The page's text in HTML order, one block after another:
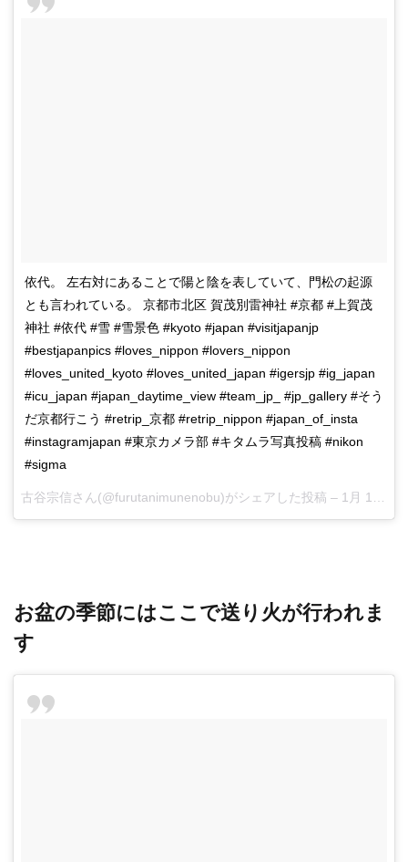
依代。 左右対にあることで陽と陰を表していて、門松の起源
とも言われている。 京都市北区 賀茂別雷神社 #京都 #上賀茂
神社 #依代 #雪 #雪景色 #kyoto #japan #visitjapanjp
#bestjapanpics #loves_nippon #lovers_nippon
#loves_united_kyoto #loves_united_japan #igersjp #ig_japan
#icu_japan #japan_daytime_view #team_jp_ #jp_gallery #そう
だ京都行こう #retrip_京都 #retrip_nippon #japan_of_insta
#instagramjapan #東京カメラ部 #キタムラ写真投稿 #nikon
#sigma
古谷宗信さん(@furutanimunenobu)がシェアした投稿 – 1月 17, 2018 at 4:06午前 PST
お盆の季節にはここで送り火が行われま
す